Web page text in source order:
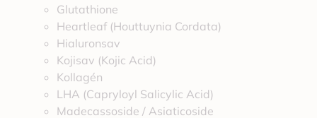
Glutathione
Heartleaf (Houttuynia Cordata)
Hialuronsav
Kojisav (Kojic Acid)
Kollagén
LHA (Capryloyl Salicylic Acid)
Madecassoside / Asiaticoside